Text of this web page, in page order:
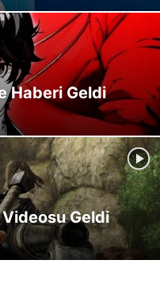
Haberi Geldi
Videosu Geldi